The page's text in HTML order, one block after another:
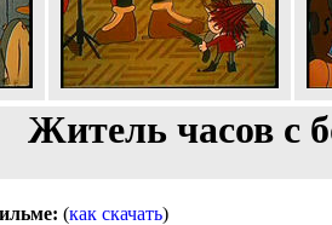
Житель часов с
(как скачать)